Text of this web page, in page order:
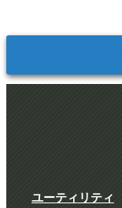
ユーティリティ